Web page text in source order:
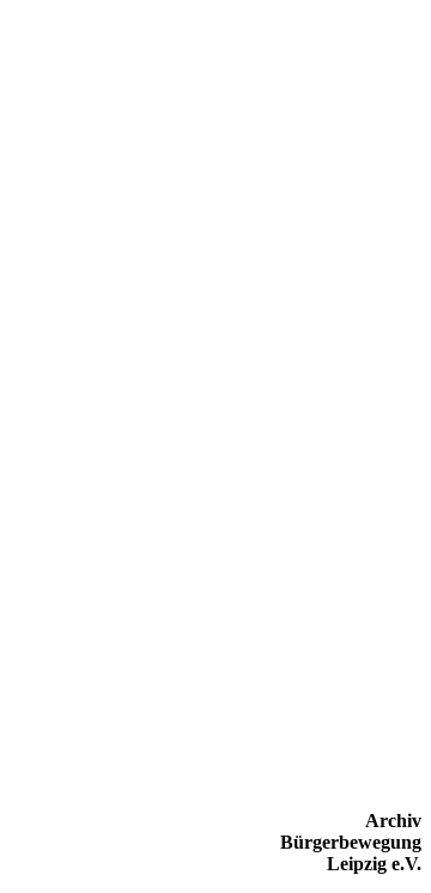
Archiv
Bürgerbewegung
Leipzig e.V.